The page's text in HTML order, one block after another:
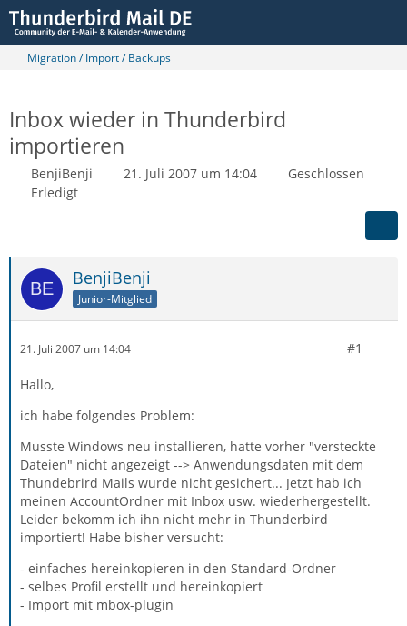
Migration / Import / Backups
Inbox wieder in Thunderbird
importieren
BenjiBenji 21. Juli 2007 um 14:04
Geschlossen
Erledigt
BenjiBenji
Junior-Mitglied
21. Juli 2007 um 14:04 #1
Hallo,
ich habe folgendes Problem:
Musste Windows neu installieren, hatte vorher "versteckte
Dateien" nicht angezeigt --> Anwendungsdaten mit dem
Thundebrird Mails wurde nicht gesichert... Jetzt hab ich
meinen AccountOrdner mit Inbox usw. wiederhergestellt.
Leider bekomm ich ihn nicht mehr in Thunderbird
importiert! Habe bisher versucht:
- einfaches hereinkopieren in den Standard-Ordner
- selbes Profil erstellt und hereinkopiert
- Import mit mbox-plugin